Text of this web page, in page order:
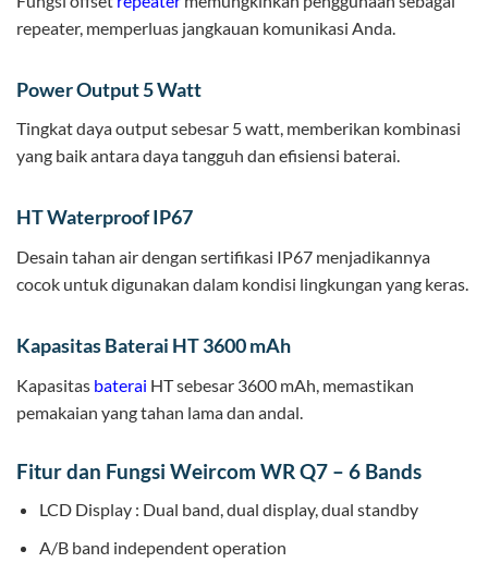
repeater, memperluas jangkauan komunikasi Anda.
Power Output 5 Watt
Tingkat daya output sebesar 5 watt, memberikan kombinasi
yang baik antara daya tangguh dan efisiensi baterai.
HT Waterproof IP67
Desain tahan air dengan sertifikasi IP67 menjadikannya
cocok untuk digunakan dalam kondisi lingkungan yang keras.
Kapasitas Baterai HT 3600 mAh
Kapasitas baterai HT sebesar 3600 mAh, memastikan
pemakaian yang tahan lama dan andal.
Fitur dan Fungsi Weircom WR Q7 – 6 Bands
LCD Display : Dual band, dual display, dual standby
A/B band independent operation